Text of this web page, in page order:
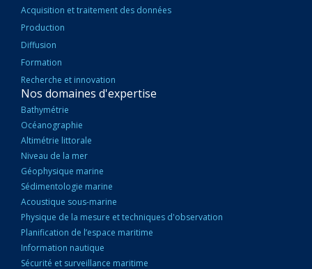
Acquisition et traitement des données
Production
Diffusion
Formation
Recherche et innovation
Nos domaines d'expertise
Bathymétrie
Océanographie
Altimétrie littorale
Niveau de la mer
Géophysique marine
Sédimentologie marine
Acoustique sous-marine
Physique de la mesure et techniques d'observation
Planification de l’espace maritime
Information nautique
Sécurité et surveillance maritime